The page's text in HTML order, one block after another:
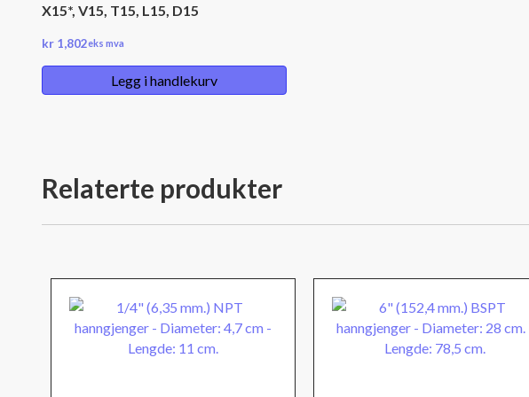
X15*, V15, T15, L15, D15
kr 1,802eks mva
Legg i handlekurv
Relaterte produkter